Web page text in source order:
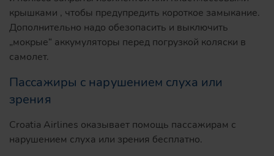
крышками , чтобы предупредить короткое замыкание.
Дополнительно надо обезопасить и выключить
„мокрые“ аккумуляторы перед погрузкой коляски в
самолет.
Пассажиры с нарушением слуха или
зрения
Croatia Airlines оказывает помощь пассажирам с
нарушением слуха или зрения бесплатно.